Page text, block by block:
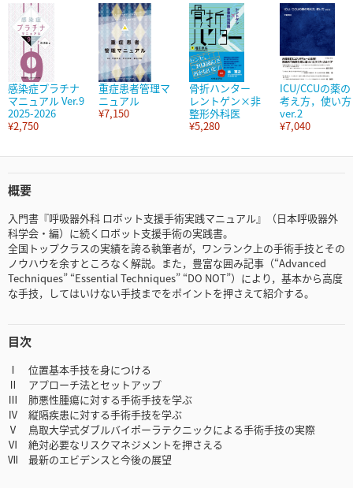
感染症プラチナ
マニュアル Ver.9
2025-2026
¥2,750
重症患者管理マ
ニュアル
¥7,150
骨折ハンター
レントゲン×非
整形外科医
¥5,280
ICU/CCUの薬の
考え方，使い方
ver.2
¥7,040
概要
入門書『呼吸器外科 ロボット支援手術実践マニュアル』（日本呼吸器外
科学会・編）に続くロボット支援手術の実践書。
全国トップクラスの実績を誇る執筆者が，ワンランク上の手術手技とその
ノウハウを余すところなく解説。また，豊富な囲み記事（“Advanced
Techniques” “Essential Techniques” “DO NOT”）により，基本から高度
な手技，してはいけない手技までをポイントを押さえて紹介する。
目次
Ⅰ 位置基本手技を身につける
Ⅱ アプローチ法とセットアップ
Ⅲ 肺悪性腫瘍に対する手術手技を学ぶ
Ⅳ 縦隔疾患に対する手術手技を学ぶ
Ⅴ 鳥取大学式ダブルバイポーラテクニックによる手術手技の実際
Ⅵ 絶対必要なリスクマネジメントを押さえる
Ⅶ 最新のエビデンスと今後の展望